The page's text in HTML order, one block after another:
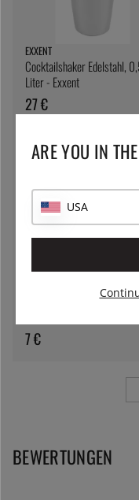
EXXENT
Cocktailshaker Edelstahl,
Liter - Exxent
27 €
Gastrolöffel / Servierlöffel
7 €
BEWERTUNGEN
ARE YOU IN
USA